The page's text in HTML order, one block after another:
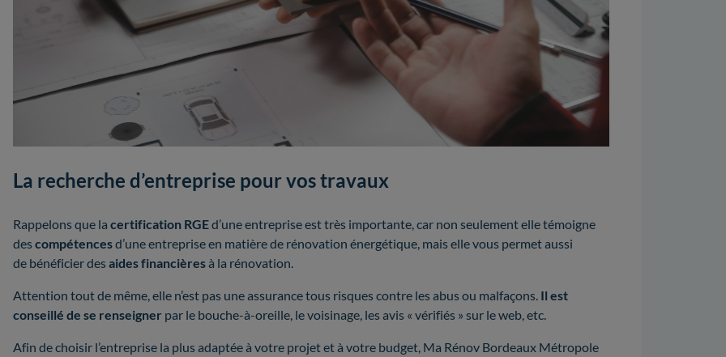
La recherche d’entreprise pour vos travaux
Rappelons que la certification RGEd’une entreprise est très importante, car non seulement elle témoigne
descompétencesd’une entreprise en matière de rénovation énergétique, mais elle vous permet aussi
de bénéficier desaides financièresà la rénovation.
Attention tout de même, elle n’est pas une assurance tous risques contre les abus ou malfaçons. Il est
conseillé de se renseigner par le bouche-à-oreille, le voisinage, les avis « vérifiés » sur le web, etc.
Afin de choisir l’entreprise la plus adaptée à votre projet et à votre budget, Ma Rénov Bordeaux Métropole